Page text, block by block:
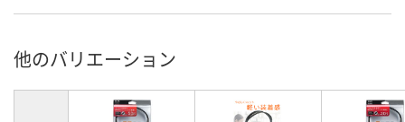
他のバリエーション